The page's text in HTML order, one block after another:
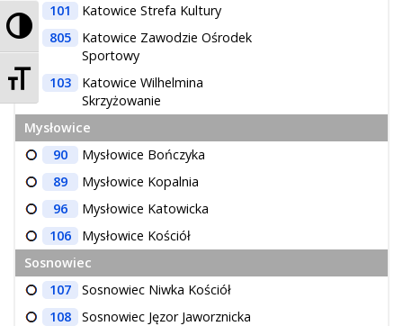
Przełącz wysoki kontrast
Zmień rozmiar czcionek
101
Katowice Strefa Kultury
805
Katowice Zawodzie Ośrodek
Sportowy
103
Katowice Wilhelmina
Skrzyżowanie
Mysłowice
90
Mysłowice Bończyka
89
Mysłowice Kopalnia
96
Mysłowice Katowicka
106
Mysłowice Kościół
Sosnowiec
107
Sosnowiec Niwka Kościół
108
Sosnowiec Jęzor Jaworznicka